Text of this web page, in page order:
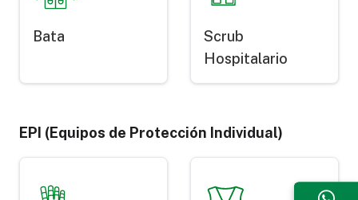
Bata
Scrub
Hospitalario
EPI (Equipos de Protección Individual)